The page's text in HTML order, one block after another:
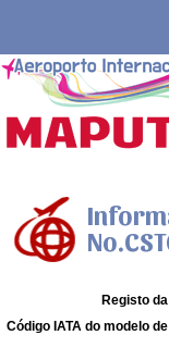
Registo
Código IATA do modelo